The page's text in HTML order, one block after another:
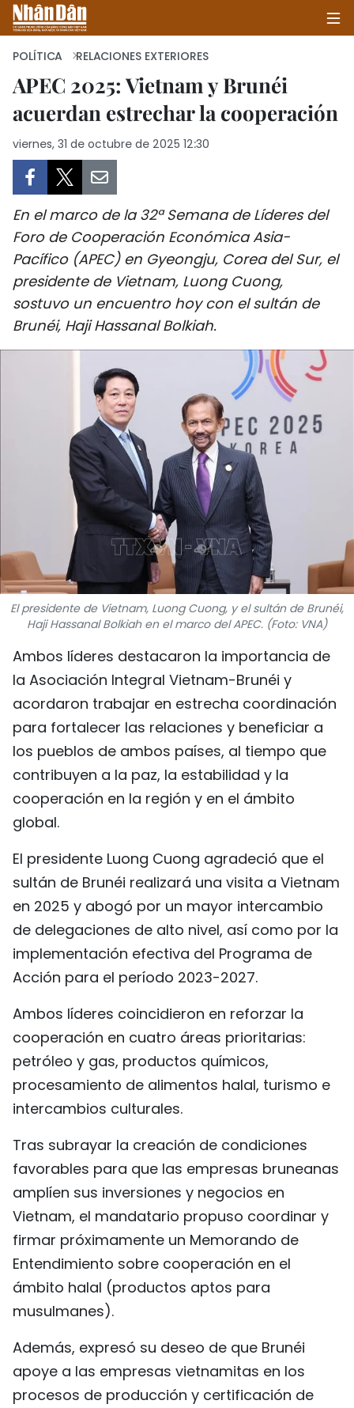
INICIO
POLÍTICA
SOCIEDAD
SALUD - MEDIO AMBIENTE
CULTURA - ENTRETENIMIENTO
INTERNACIONAL
DEPORTES
VIAJES
PUENTE DE AMISTAD
HISTORIAS MULTIMEDIA
FOTOGRAFÍA
¿QUIÉNES SOMOS?
TIẾNG VIỆT
ENGLISH
中文
FRANÇAIS
РУССКИЙ
POLÍTICA RELACIONES EXTERIORES
APEC 2025: Vietnam y Brunéi
acuerdan estrechar la cooperación
viernes, 31 de octubre de 2025 12:30
En el marco de la 32ª Semana de Líderes del
Foro de Cooperación Económica Asia-
Pacífico (APEC) en Gyeongju, Corea del Sur, el
presidente de Vietnam, Luong Cuong,
sostuvo un encuentro hoy con el sultán de
Brunéi, Haji Hassanal Bolkiah.
El presidente de Vietnam, Luong Cuong, y el sultán de Brunéi,
Haji Hassanal Bolkiah en el marco del APEC. (Foto: VNA)
Ambos líderes destacaron la importancia de
la Asociación Integral Vietnam-Brunéi y
acordaron trabajar en estrecha coordinación
para fortalecer las relaciones y beneficiar a
los pueblos de ambos países, al tiempo que
contribuyen a la paz, la estabilidad y la
cooperación en la región y en el ámbito
global.
El presidente Luong Cuong agradeció que el
sultán de Brunéi realizará una visita a Vietnam
en 2025 y abogó por un mayor intercambio
de delegaciones de alto nivel, así como por la
implementación efectiva del Programa de
Acción para el período 2023-2027.
Ambos líderes coincidieron en reforzar la
cooperación en cuatro áreas prioritarias:
petróleo y gas, productos químicos,
procesamiento de alimentos halal, turismo e
intercambios culturales.
Tras subrayar la creación de condiciones
favorables para que las empresas bruneanas
amplíen sus inversiones y negocios en
Vietnam, el mandatario propuso coordinar y
firmar próximamente un Memorando de
Entendimiento sobre cooperación en el
ámbito halal (productos aptos para
musulmanes).
Además, expresó su deseo de que Brunéi
apoye a las empresas vietnamitas en los
procesos de producción y certificación de